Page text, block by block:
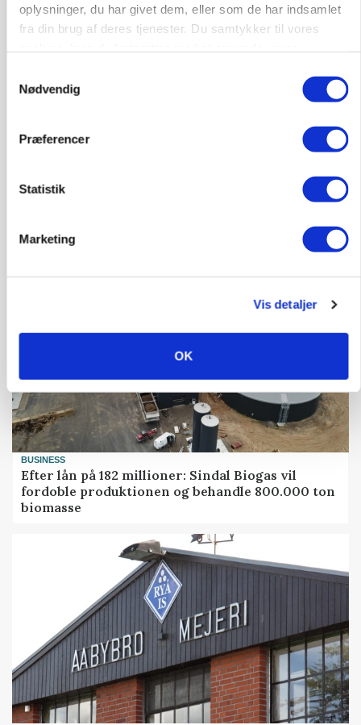
oplysninger, du har givet dem, eller som de har indsamlet
fra din brug af deres tjenester. Du samtykker til vores
Nødvendig
Præferencer
Statistik
Marketing
Vis detaljer
OK
KULTUR
BUSINESS
Efter lån på 182 millioner: Sindal Biogas vil
fordoble produktionen og behandle 800.000 ton
biomasse